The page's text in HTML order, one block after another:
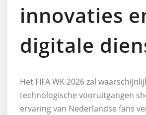
innovaties
digitale
Het FIFA WK 2026 zal
technologische vooruitgangen
ervaring van Nederlandse fans